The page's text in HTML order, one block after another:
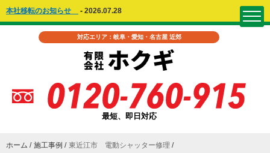
本社移転のお知らせ - 2026.07.28
対応エリア：岐阜・愛知・名古屋 近郊
最短、即日対応
ホーム 施工事例 東近江市 電動シャッター修理